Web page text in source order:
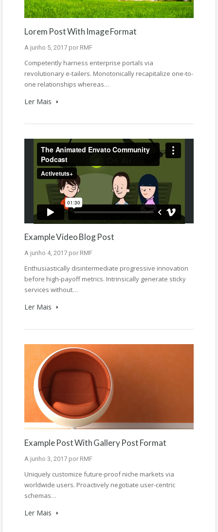
Lorem Post With Image Format
A junho 5, 2017 por RMF
Competently harness enterprise portals via
revolutionary e-tailers. Monotonically recapitalize one-to-
one relationships whereas…
Ler Mais
Example Video Blog Post
A junho 4, 2017 por RMF
Enthusiastically disintermediate progressive innovation
before high-payoff metrics. Intrinsically generate sticky
services without…
Ler Mais
Example Post With Gallery Post Format
A junho 3, 2017 por RMF
Uniquely customize future-proof niche markets via
worldwide users. Proactively negotiate user-centric
schemas…
Ler Mais